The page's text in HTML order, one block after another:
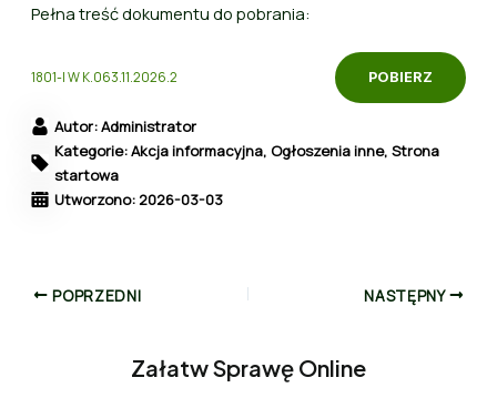
Pełna treść dokumentu do pobrania:
1801-I W K.063.11.2026.2 POBIERZ
Autor: Administrator
Kategorie: Akcja informacyjna, Ogłoszenia inne, Strona
startowa
Utworzono: 2026-03-03
POPRZEDNI NASTĘPNY
Załatw Sprawę Online